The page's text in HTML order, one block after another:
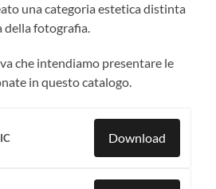
una categoria estetica distinta
della fotografia.
che intendiamo presentare le
in questo catalogo.
Download